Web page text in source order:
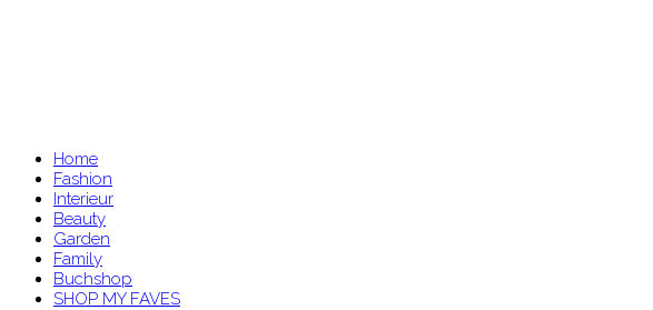
Home
Fashion
Interieur
Beauty
Garden
Family
Buchshop
SHOP MY FAVES